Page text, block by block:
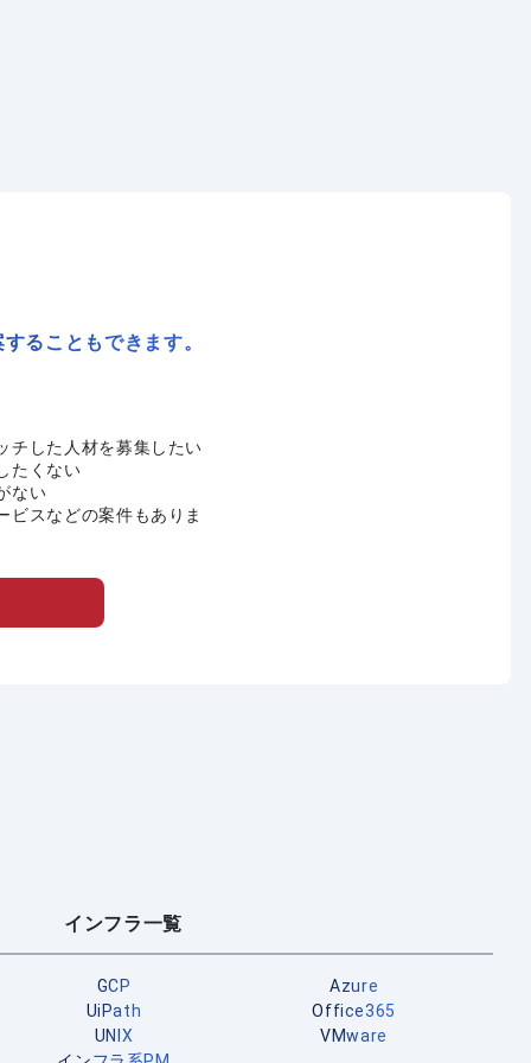
ることもできます。
チした人材を募集したい
たくない
ない
ビスなどの案件もありま
インフラ一覧
GCP
Azure
UiPath
Office365
UNIX
VMware